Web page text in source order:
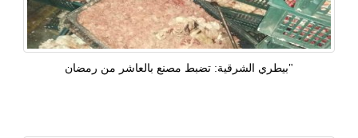
"بيطري الشرقية: تضبط مصنع بالعاشر من رمضان